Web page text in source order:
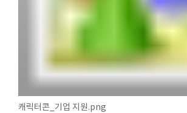
캐릭터콘_기업 지원.png